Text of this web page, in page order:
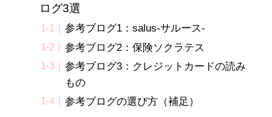
ログ3選
参考ブログ1：salus-サルース-
参考ブログ2：保険ソクラテス
参考ブログ3：クレジットカードの読み
もの
参考ブログの選び方（補足）